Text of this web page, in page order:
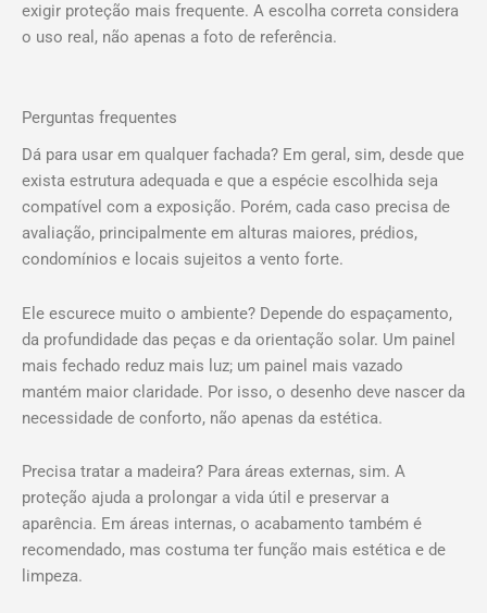
exigir proteção mais frequente. A escolha correta considera
o uso real, não apenas a foto de referência.
Perguntas frequentes
Dá para usar em qualquer fachada? Em geral, sim, desde que
exista estrutura adequada e que a espécie escolhida seja
compatível com a exposição. Porém, cada caso precisa de
avaliação, principalmente em alturas maiores, prédios,
condomínios e locais sujeitos a vento forte.
Ele escurece muito o ambiente? Depende do espaçamento,
da profundidade das peças e da orientação solar. Um painel
mais fechado reduz mais luz; um painel mais vazado
mantém maior claridade. Por isso, o desenho deve nascer da
necessidade de conforto, não apenas da estética.
Precisa tratar a madeira? Para áreas externas, sim. A
proteção ajuda a prolongar a vida útil e preservar a
aparência. Em áreas internas, o acabamento também é
recomendado, mas costuma ter função mais estética e de
limpeza.